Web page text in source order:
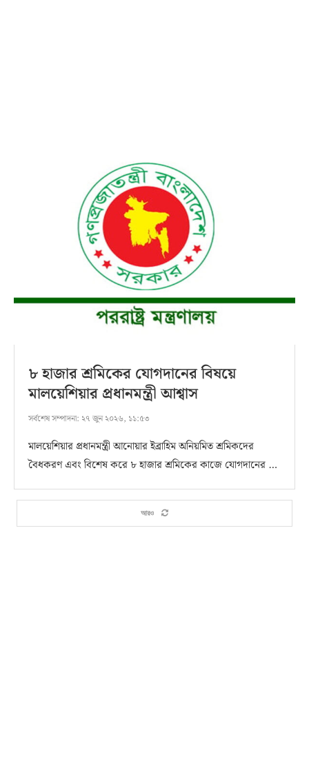
৮ হাজার শ্রমিকের যোগদানের বিষয়ে
মালয়েশিয়ার প্রধানমন্ত্রী আশ্বাস
সর্বশেষ সম্পাদনা: ২৭ জুন ২০২৬, ১১:৫৩
মালয়েশিয়ার প্রধানমন্ত্রী আনোয়ার ইব্রাহিম অনিয়মিত শ্রমিকদের
বৈধকরণ এবং বিশেষ করে ৮ হাজার শ্রমিকের কাজে যোগদানের …
আরও